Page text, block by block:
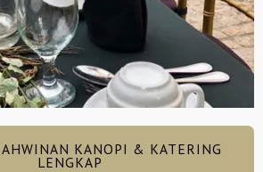
KANOPI & KATERING
LENGKAP